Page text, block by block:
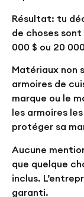
Résultat: tu
de choses sont
000 $ ou 20
Matériaux non
armoires de
marque ou le
les armoires
protéger sa
Aucune
que quelque
inclus.
garanti.